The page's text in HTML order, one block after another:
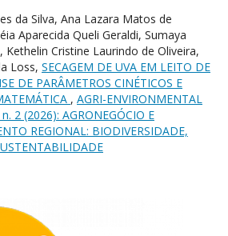
da Silva, Ana Lazara Matos de
Aparecida Queli Geraldi, Sumaya
Kethelin Cristine Laurindo de Oliveira,
Loss, SECAGEM DE UVA EM LEITO DE
DE PARÂMETROS CINÉTICOS E
, AGRI-ENVIRONMENTAL
n. 2 (2026): AGRONEGÓCIO E
REGIONAL: BIODIVERSIDADE,